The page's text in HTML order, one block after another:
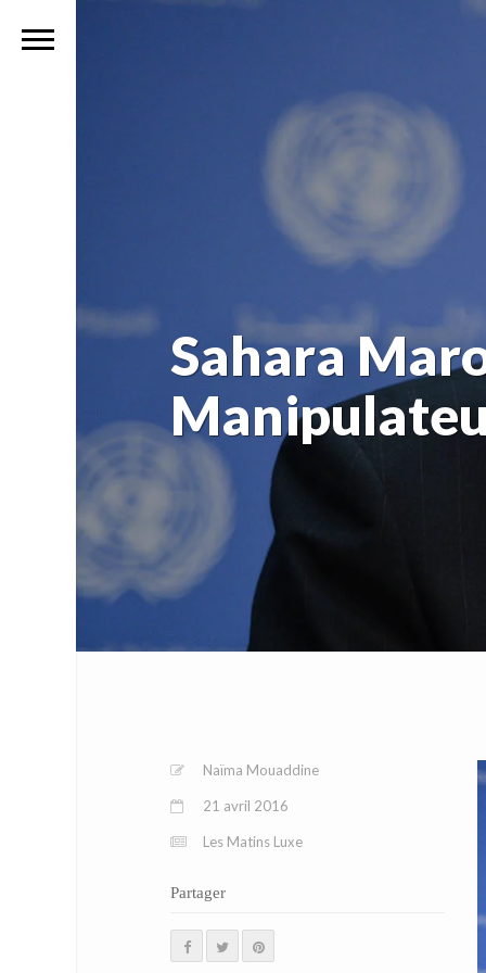
Sahara
Naïma Mouaddine
21 avril 2016
Les Matins Luxe
Partager